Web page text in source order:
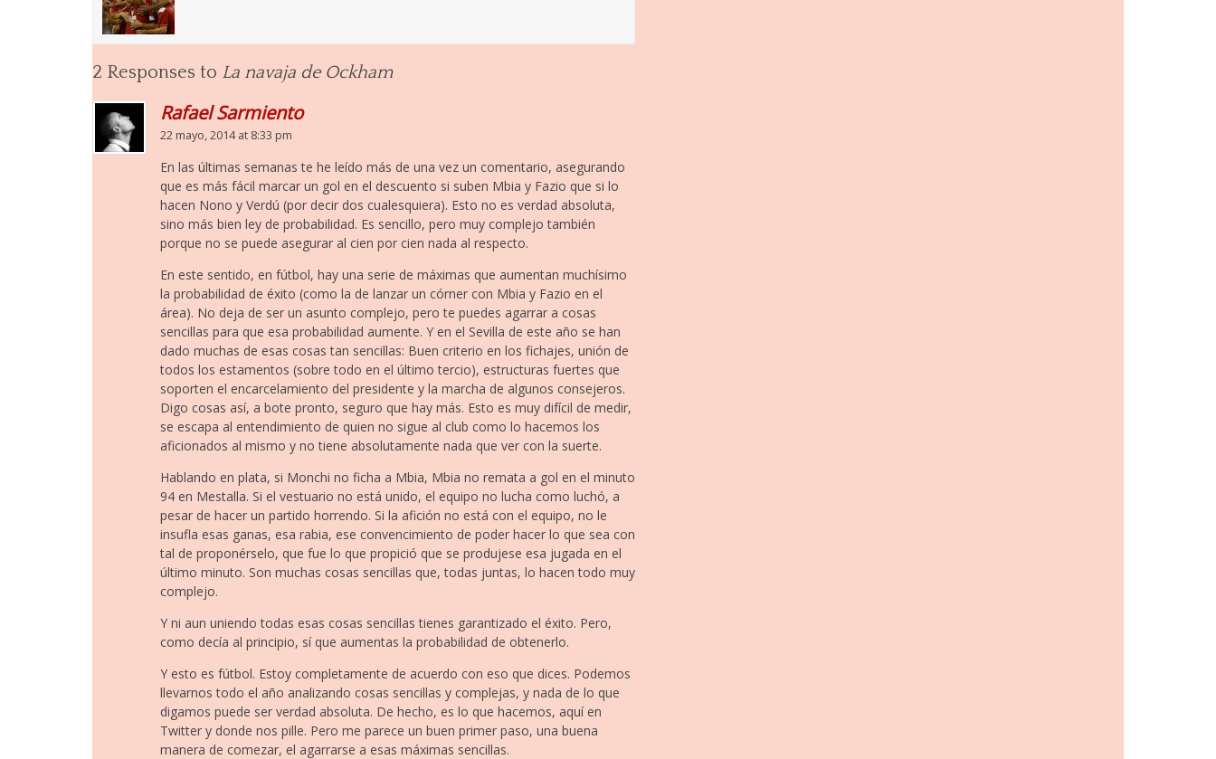
2 Responses to La navaja de Ockham
Rafael Sarmiento
22 mayo, 2014 at 8:33 pm
En las últimas semanas te he leído más de una vez un comentario, asegurando
que es más fácil marcar un gol en el descuento si suben Mbia y Fazio que si lo
hacen Nono y Verdú (por decir dos cualesquiera). Esto no es verdad absoluta,
sino más bien ley de probabilidad. Es sencillo, pero muy complejo también
porque no se puede asegurar al cien por cien nada al respecto.
En este sentido, en fútbol, hay una serie de máximas que aumentan muchísimo
la probabilidad de éxito (como la de lanzar un córner con Mbia y Fazio en el
área). No deja de ser un asunto complejo, pero te puedes agarrar a cosas
sencillas para que esa probabilidad aumente. Y en el Sevilla de este año se han
dado muchas de esas cosas tan sencillas: Buen criterio en los fichajes, unión de
todos los estamentos (sobre todo en el último tercio), estructuras fuertes que
soporten el encarcelamiento del presidente y la marcha de algunos consejeros.
Digo cosas así, a bote pronto, seguro que hay más. Esto es muy difícil de medir,
se escapa al entendimiento de quien no sigue al club como lo hacemos los
aficionados al mismo y no tiene absolutamente nada que ver con la suerte.
Hablando en plata, si Monchi no ficha a Mbia, Mbia no remata a gol en el minuto
94 en Mestalla. Si el vestuario no está unido, el equipo no lucha como luchó, a
pesar de hacer un partido horrendo. Si la afición no está con el equipo, no le
insufla esas ganas, esa rabia, ese convencimiento de poder hacer lo que sea con
tal de proponérselo, que fue lo que propició que se produjese esa jugada en el
último minuto. Son muchas cosas sencillas que, todas juntas, lo hacen todo muy
complejo.
Y ni aun uniendo todas esas cosas sencillas tienes garantizado el éxito. Pero,
como decía al principio, sí que aumentas la probabilidad de obtenerlo.
Y esto es fútbol. Estoy completamente de acuerdo con eso que dices. Podemos
llevarnos todo el año analizando cosas sencillas y complejas, y nada de lo que
digamos puede ser verdad absoluta. De hecho, es lo que hacemos, aquí en
Twitter y donde nos pille. Pero me parece un buen primer paso, una buena
manera de comezar, el agarrarse a esas máximas sencillas.